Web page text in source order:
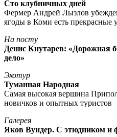
Сто клубничных дней
Фермер Андрей Лызлов
ягоды в Коми есть прекрасные
На посту
Денис Кнутарев: «Дорожная
дело»
Экотур
Туманная Народная
Самая высокая вершина
новичков и опытных туристов
Галерея
Яков Вундер. С этюдником и